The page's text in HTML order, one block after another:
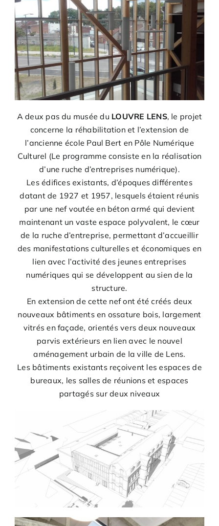
A deux pas du musée du LOUVRE LENS, le projet
concerne la réhabilitation et l’extension de
l’ancienne école Paul Bert en Pôle Numérique
Culturel (Le programme consiste en la réalisation
d’une ruche d’entreprises numérique).
Les édifices existants, d’époques différentes
datant de 1927 et 1957, lesquels étaient réunis
par une nef voutée en béton armé qui devient
maintenant un vaste espace polyvalent, le cœur
de la ruche d’entreprise, permettant d’accueillir
des manifestations culturelles et économiques en
lien avec l’activité des jeunes entreprises
numériques qui se développent au sien de la
structure.
En extension de cette nef ont été créés deux
nouveaux bâtiments en ossature bois, largement
vitrés en façade, orientés vers deux nouveaux
parvis extérieurs en lien avec le nouvel
aménagement urbain de la ville de Lens.
Les bâtiments existants reçoivent les espaces de
bureaux, les salles de réunions et espaces
partagés sur deux niveaux